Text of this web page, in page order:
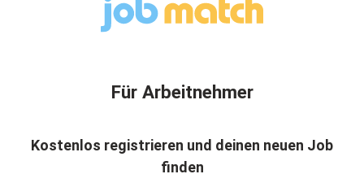
Für Arbeitnehmer
Kostenlos registrieren und deinen neuen Job
finden